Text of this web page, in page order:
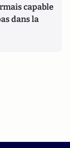
capable
dans la